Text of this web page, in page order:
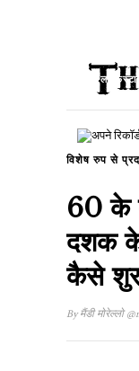
विशेष रुप से
60 के
दशक के
कैसे
Byमैंडी मोरेल्लो